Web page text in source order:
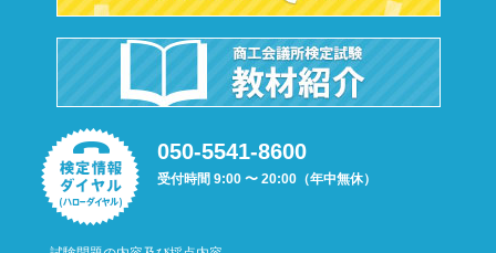
050-5541-8600
受付時間 9:00 〜 20:00（年中無休）